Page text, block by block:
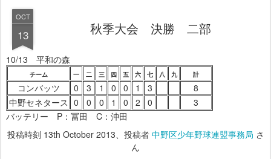
OCT
13 秋季大会 決勝 二部
10/13 平和の森
チーム 一 二 三 四 五 六 七 八 九 計
コンバッツ 0 3 1 0 0 1 3
8
中野セネタース 0 0 0 1 0 2 0
3
バッテリー P：冨田 C：沖田
投稿時刻 13th October 2013、投稿者 中野区少年野球連盟事務局 さ
ん